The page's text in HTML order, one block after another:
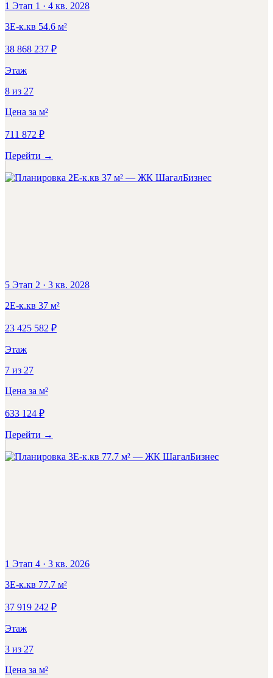
1 Этап 1 · 4 кв. 2028
3Е-к.кв 54.6 м²
38 868 237 ₽
Этаж
8 из 27
Цена за м²
711 872 ₽
Перейти →
Бизнес
5 Этап 2 · 3 кв. 2028
2Е-к.кв 37 м²
23 425 582 ₽
Этаж
7 из 27
Цена за м²
633 124 ₽
Перейти →
Бизнес
1 Этап 4 · 3 кв. 2026
3Е-к.кв 77.7 м²
37 919 242 ₽
Этаж
3 из 27
Цена за м²